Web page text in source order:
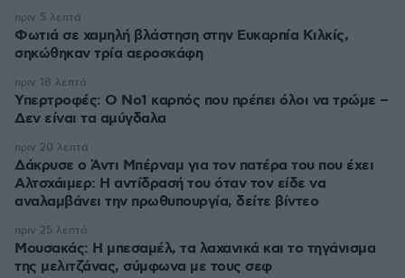
Φωτιά σε χαμηλή βλάστηση στην Ευκαρπία Κιλκίς,
σηκώθηκαν τρία αεροσκάφη
πριν 5 λεπτά
Υπερτροφές: Ο Νο1 καρπός που πρέπει όλοι να τρώμε –
Δεν είναι τα αμύγδαλα
πριν 18 λεπτά
Δάκρυσε ο Άντι Μπέρναμ για τον πατέρα του που έχει
Αλτσχάιμερ: Η αντίδρασή του όταν τον είδε να
αναλαμβάνει την πρωθυπουργία, δείτε βίντεο
πριν 20 λεπτά
Μουσακάς: Η μπεσαμέλ, τα λαχανικά και το τηγάνισμα
της μελιτζάνας, σύμφωνα με τους σεφ
πριν 25 λεπτά